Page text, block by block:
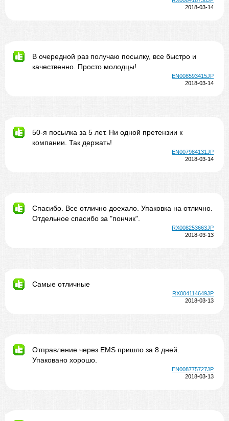
2018-03-14
В очередной раз получаю посылку, все быстро и
качественно. Просто молодцы!
EN008593415JP
2018-03-14
50-я посылка за 5 лет. Ни одной претензии к
компании. Так держать!
EN007984131JP
2018-03-14
Спасибо. Все отлично доехало. Упаковка на отлично.
Отдельное спасибо за "пончик".
RX008253663JP
2018-03-13
Самые отличные
RX004114649JP
2018-03-13
Отправление через EMS пришло за 8 дней.
Упаковано хорошо.
EN008775727JP
2018-03-13